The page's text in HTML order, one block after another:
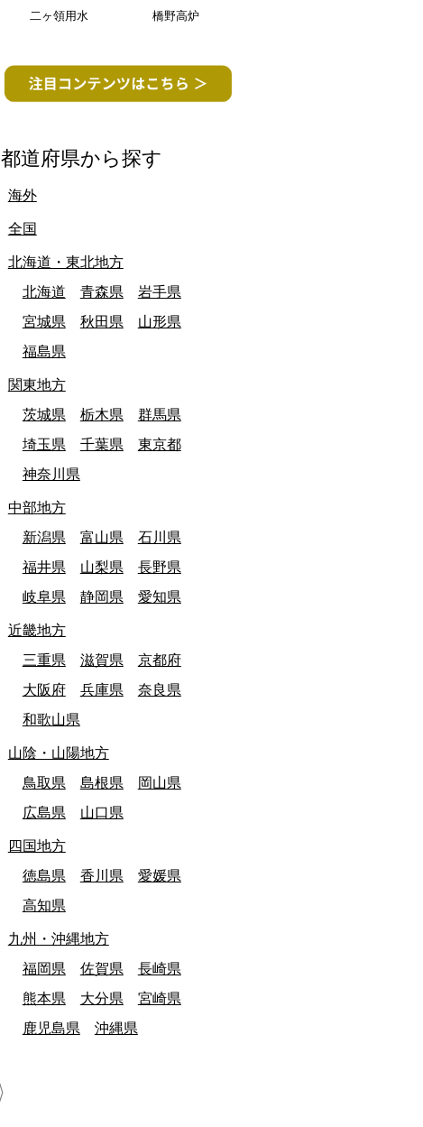
二ヶ領用水 橋野高炉
都道府県から探す
海外
全国
北海道・東北地方
北海道
青森県
岩手県
宮城県
秋田県
山形県
福島県
関東地方
茨城県
栃木県
群馬県
埼玉県
千葉県
東京都
神奈川県
中部地方
新潟県
富山県
石川県
福井県
山梨県
長野県
岐阜県
静岡県 愛知県
近畿地方
三重県
滋賀県
京都府
大阪府
兵庫県
奈良県
和歌山県
山陰・山陽地方
鳥取県
島根県
岡山県
広島県
山口県
四国地方
徳島県
香川県
愛媛県
高知県
九州・沖縄地方
福岡県
佐賀県
長崎県
熊本県
大分県
宮崎県
鹿児島県
沖縄県